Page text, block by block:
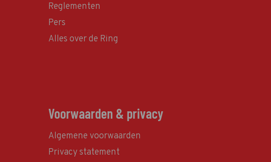
Reglementen
Pers
Alles over de Ring
Voorwaarden & privacy
Algemene voorwaarden
Privacy statement